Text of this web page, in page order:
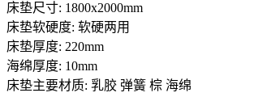
床垫尺寸: 1800x2000mm
床垫软硬度: 软硬两用
床垫厚度: 220mm
海绵厚度: 10mm
床垫主要材质: 乳胶 弹簧 棕 海绵